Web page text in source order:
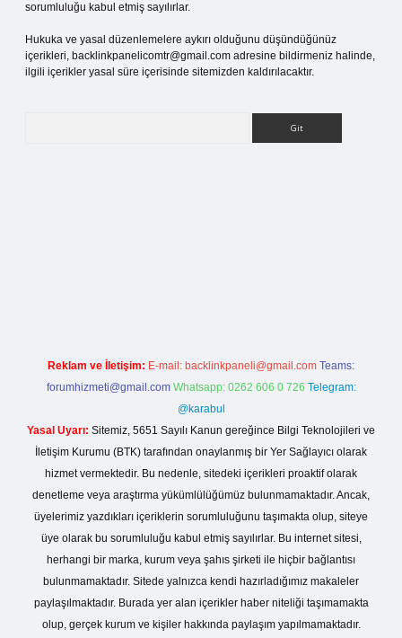
sorumluluğu kabul etmiş sayılırlar.
Hukuka ve yasal düzenlemelere aykırı olduğunu düşündüğünüz
içerikleri, backlinkpanelicomtr@gmail.com adresine bildirmeniz halinde,
ilgili içerikler yasal süre içerisinde sitemizden kaldırılacaktır.
Reklam ve İletişim: E-mail: backlinkpaneli@gmail.com Teams:
forumhizmeti@gmail.com Whatsapp: 0262 606 0 726 Telegram:
@karabul
Yasal Uyarı: Sitemiz, 5651 Sayılı Kanun gereğince Bilgi Teknolojileri ve
İletişim Kurumu (BTK) tarafından onaylanmış bir Yer Sağlayıcı olarak
hizmet vermektedir. Bu nedenle, sitedeki içerikleri proaktif olarak
denetleme veya araştırma yükümlülüğümüz bulunmamaktadır. Ancak,
üyelerimiz yazdıkları içeriklerin sorumluluğunu taşımakta olup, siteye
üye olarak bu sorumluluğu kabul etmiş sayılırlar. Bu internet sitesi,
herhangi bir marka, kurum veya şahıs şirketi ile hiçbir bağlantısı
bulunmamaktadır. Sitede yalnızca kendi hazırladığımız makaleler
paylaşılmaktadır. Burada yer alan içerikler haber niteliği taşımamakta
olup, gerçek kurum ve kişiler hakkında paylaşım yapılmamaktadır.